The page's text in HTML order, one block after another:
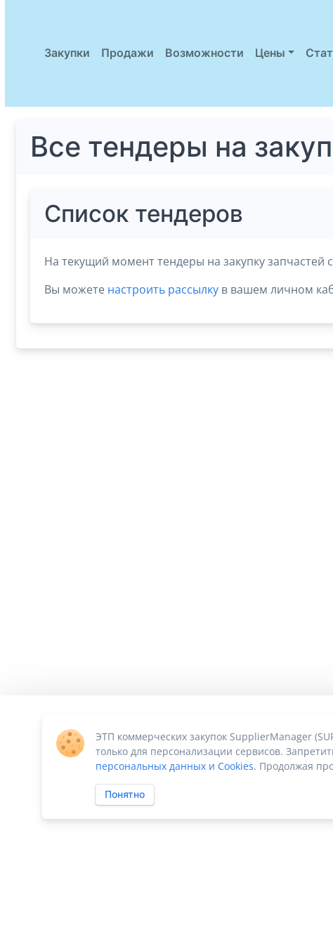
Закупки Продажи Возможности Цены
Все тендеры на
Список тендеров
На текущий момент тендеры на закупку запчастей
Вы можете настроить рассылкув вашем личном
ЭТП коммерческих закупок SupplierManager
только для персонализации сервисов.
персональных данных и Cookies. Продолжая
Понятно